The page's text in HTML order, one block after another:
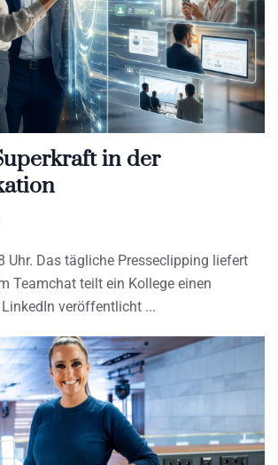
in der
Uhr. Das tägliche Presseclipping liefert
Teamchat teilt ein Kollege einen
veröffentlicht